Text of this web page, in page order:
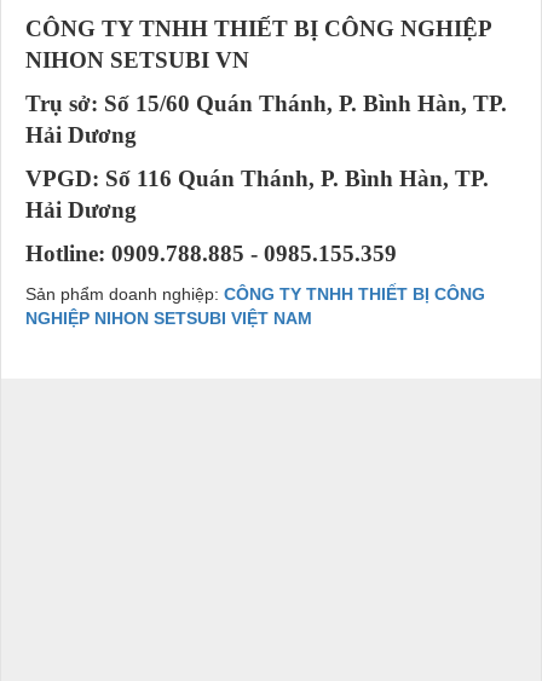
CÔNG TY TNHH THIẾT BỊ CÔNG NGHIỆP
NIHON SETSUBI VN
Trụ sở: Số 15/60 Quán Thánh, P. Bình Hàn, TP.
Hải Dương
VPGD: Số 116 Quán Thánh, P. Bình Hàn, TP.
Hải Dương
Hotline: 0909.788.885 - 0985.155.359
Sản phẩm doanh nghiệp: CÔNG TY TNHH THIẾT BỊ CÔNG
NGHIỆP NIHON SETSUBI VIỆT NAM